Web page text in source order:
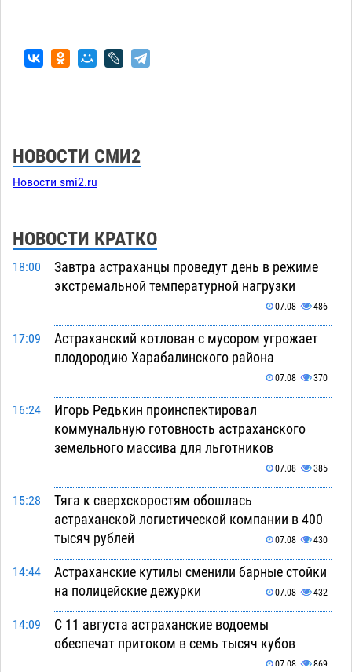
НОВОСТИ СМИ2
Новости smi2.ru
НОВОСТИ КРАТКО
18:00
Завтра астраханцы проведут день в режиме
экстремальной температурной нагрузки
07.08 486
17:09
Астраханский котлован с мусором угрожает
плодородию Харабалинского района
07.08 370
16:24
Игорь Редькин проинспектировал
коммунальную готовность астраханского
земельного массива для льготников
07.08 385
15:28
Тяга к сверхскоростям обошлась
астраханской логистической компании в 400
тысяч рублей
07.08 430
14:44
Астраханские кутилы сменили барные стойки
на полицейские дежурки
07.08 432
14:09
С 11 августа астраханские водоемы
обеспечат притоком в семь тысяч кубов
07.08 869